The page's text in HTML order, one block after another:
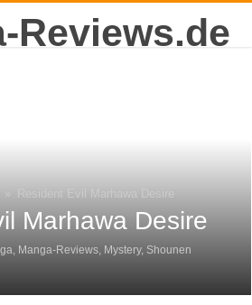
Resident Evil Marhawa Desire
Marhawa Desire
, Manga-Reviews, Mystery, Shounen